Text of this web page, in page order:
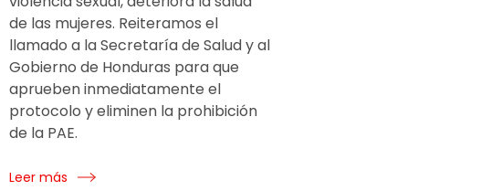
de las mujeres. Reiteramos el
llamado a la Secretaría de Salud y al
Gobierno de Honduras para que
aprueben inmediatamente el
protocolo y eliminen la prohibición
de la PAE.
Leer más